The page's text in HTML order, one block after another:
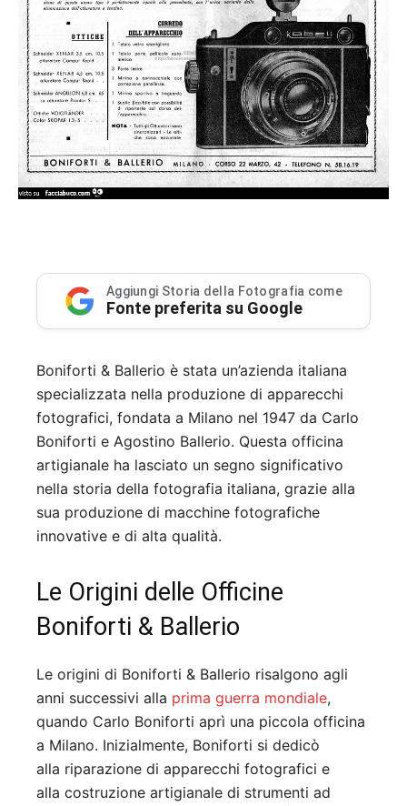
Aggiungi Storia della Fotografia come
Fonte preferita su Google
Boniforti & Ballerio è stata un’azienda italiana
specializzata nella produzione di apparecchi
fotografici, fondata a Milano nel 1947 da Carlo
Boniforti e Agostino Ballerio. Questa officina
artigianale ha lasciato un segno significativo
nella storia della fotografia italiana, grazie alla
sua produzione di macchine fotografiche
innovative e di alta qualità.
Le Origini delle Officine
Boniforti & Ballerio
Le origini di Boniforti & Ballerio risalgono agli
anni successivi alla prima guerra mondiale,
quando Carlo Boniforti aprì una piccola officina
a Milano. Inizialmente, Boniforti si dedicò
alla riparazione di apparecchi fotografici e
alla costruzione artigianale di strumenti ad